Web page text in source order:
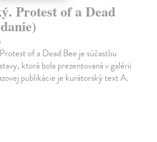
Protest of a Dead
of a Dead Bee je súčasťou
ktorá bola prezentovaná v galérii
publikácie je kurátorský text A.